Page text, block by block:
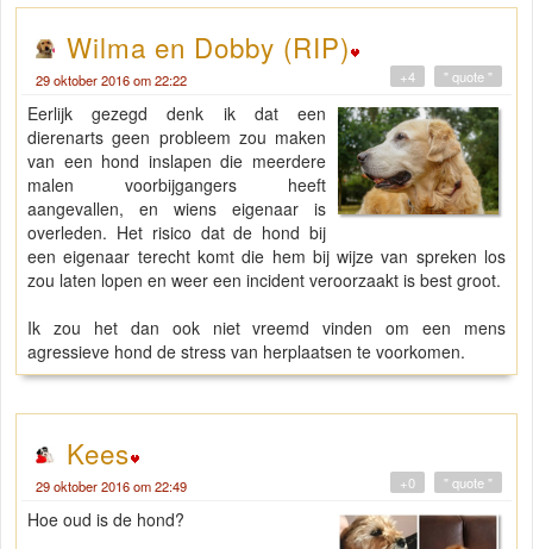
Wilma en Dobby (RIP)
29 oktober 2016 om 22:22 " quote "
+4
Eerlijk gezegd denk ik dat een
dierenarts geen probleem zou maken
van een hond inslapen die meerdere
malen voorbijgangers heeft
aangevallen, en wiens eigenaar is
overleden. Het risico dat de hond bij
een eigenaar terecht komt die hem bij wijze van spreken los
zou laten lopen en weer een incident veroorzaakt is best groot.
Ik zou het dan ook niet vreemd vinden om een mens
agressieve hond de stress van herplaatsen te voorkomen.
Kees
29 oktober 2016 om 22:49 " quote "
+0
Hoe oud is de hond?